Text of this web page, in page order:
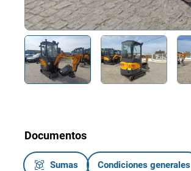
Documentos
Sumas Condiciones generales